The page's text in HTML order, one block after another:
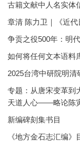
古籍文献中人名实体
章清 陈力卫｜《近
争贡之役500年：明
如何将任何文本语料
2025台湾中研院明
专题：从唐宋变革到
天道人心——略论陈
新编碑刻集书目
《地方金石志汇编》